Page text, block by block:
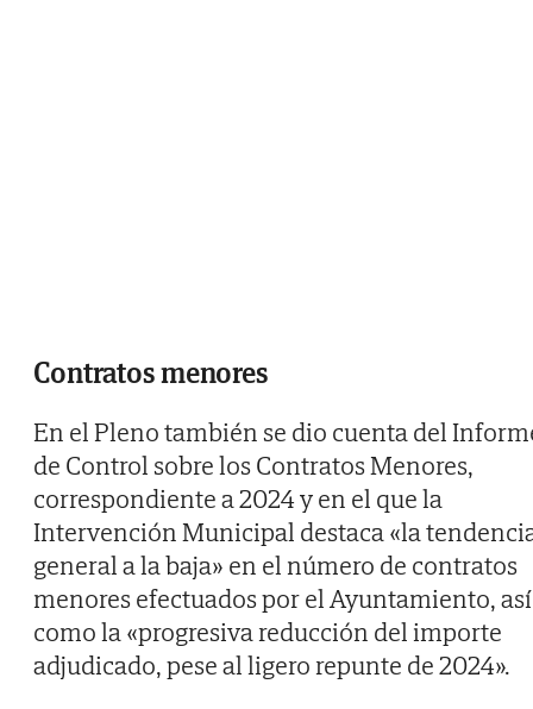
Contratos menores
En el Pleno también se dio cuenta del
de Control sobre los Contratos Menores,
correspondiente a 2024 y en el que la
Intervención Municipal destaca «la
general a la baja» en el número de contratos
menores efectuados por el Ayuntamiento, así
como la «progresiva reducción del importe
adjudicado, pese al ligero repunte de 2024».